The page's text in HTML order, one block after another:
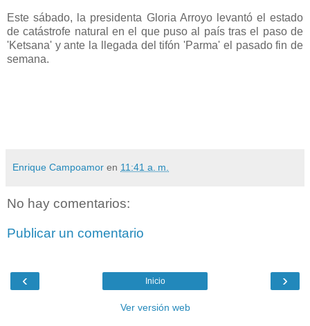
Este sábado, la presidenta Gloria Arroyo levantó el estado
de catástrofe natural en el que puso al país tras el paso de
'Ketsana' y ante la llegada del tifón 'Parma' el pasado fin de
semana.
Enrique Campoamor en 11:41 a. m.
No hay comentarios:
Publicar un comentario
‹ ›
Inicio
Ver versión web